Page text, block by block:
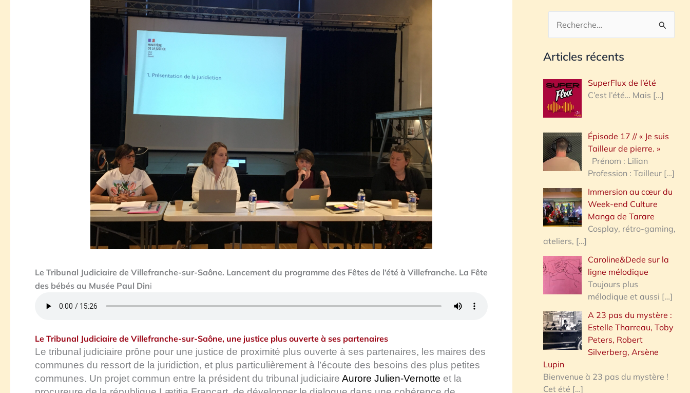
Le Tribunal Judiciaire de Villefranche-sur-Saône. Lancement du programme des Fêtes de l’été à Villefranche. La Fête
des bébés au Musée Paul Dini
Le Tribunal Judiciaire de Villefranche-sur-Saône, une justice plus ouverte à ses partenaires
Le tribunal judiciaire prône pour une justice de proximité plus ouverte à ses partenaires, les maires des
communes du ressort de la juridiction, et plus particulièrement à l’écoute des besoins des plus petites
communes. Un projet commun entre la président du tribunal judiciaire Aurore Julien-Vernotte et la
c
h
r
h
e
:
Articles récents
SuperFlux de l’été
C’est l’été… Mais […]
Épisode 17 // « Je suis
Tailleur de pierre. »
Prénom : Lilian
Profession : Tailleur […]
Immersion au cœur du
Week-end Culture
Manga de Tarare
Cosplay, rétro-gaming,
ateliers, […]
Caroline&Dede sur la
ligne mélodique
Toujours plus
mélodique et aussi […]
A 23 pas du mystère :
Estelle Tharreau, Toby
Peters, Robert
Silverberg, Arsène
Lupin
Bienvenue à 23 pas du mystère !
Cet été […]